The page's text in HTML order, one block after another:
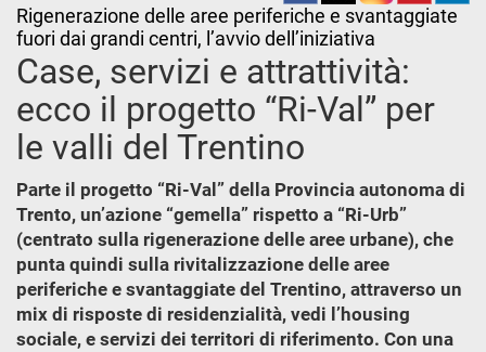
Rigenerazione delle aree periferiche e svantaggiate
fuori dai grandi centri, l’avvio dell’iniziativa
Case, servizi e attrattività:
ecco il progetto “Ri-Val” per
le valli del Trentino
Parte il progetto “Ri-Val” della Provincia autonoma di
Trento, un’azione “gemella” rispetto a “Ri-Urb”
(centrato sulla rigenerazione delle aree urbane), che
punta quindi sulla rivitalizzazione delle aree
periferiche e svantaggiate del Trentino, attraverso un
mix di risposte di residenzialità, vedi l’housing
sociale, e servizi dei territori di riferimento. Con una